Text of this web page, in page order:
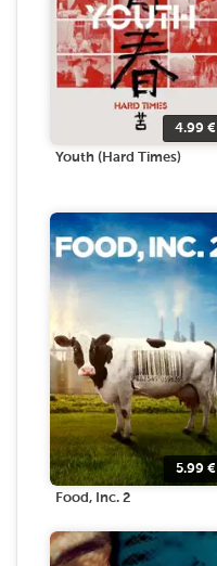
4.99 €
Youth (Hard Times)
5.99 €
Food, Inc. 2